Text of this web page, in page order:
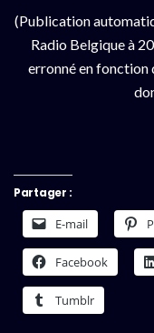
(Publication
Radio Belgique à
erronné en fonction
Partager :
E-mail
Facebook
Tumblr